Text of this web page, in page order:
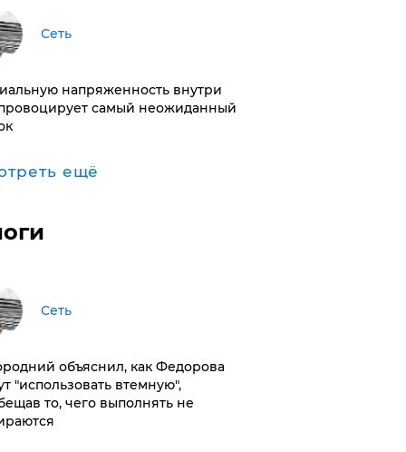
Сеть
напряженность внутри
самый неожиданный
ещё
Сеть
объяснил, как Федорова
"использовать втемную",
то, чего выполнять не